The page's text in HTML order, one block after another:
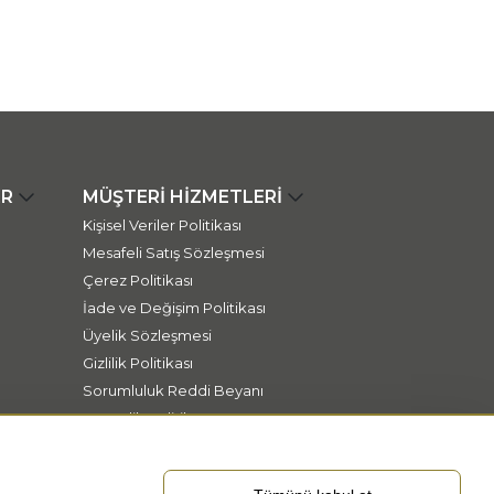
MÜŞTERİ HİZMETLERİ
Kişisel Veriler Politikası
Mesafeli Satış Sözleşmesi
Çerez Politikası
İade ve Değişim Politikası
Üyelik Sözleşmesi
Gizlilik Politikası
Sorumluluk Reddi Beyanı
Güvenlik Politikası